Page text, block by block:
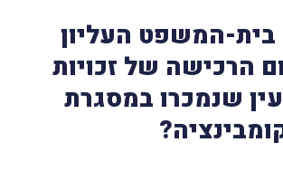
בית-המשפט העליון
הרכישה של זכויות
שנמכרו במסגרת